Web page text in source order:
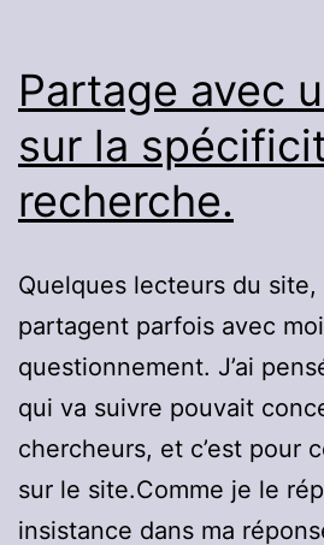
Partage avec
sur la
recherche.
Quelques lecteurs du
partagent parfois avec
questionnement. J’ai
qui va suivre pouvait
chercheurs, et c’est pour
sur le site.Comme je le
insistance dans ma